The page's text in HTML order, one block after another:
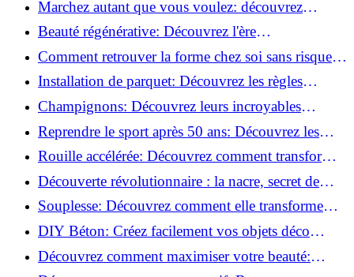
Marchez autant que vous voulez: découvrez
pourquoi c'est bénéfique!
Beauté régénérative: Découvrez l'ère
révolutionnaire de la cosmétique verte!
Comment retrouver la forme chez soi sans risque
de blessure: Techniques et conseils sûrs!
Installation de parquet: Découvrez les règles
essentielles à respecter!
Champignons: Découvrez leurs incroyables
pouvoirs antioxydants!
Reprendre le sport après 50 ans: Découvrez les
meilleures méthodes!
Rouille accélérée: Découvrez comment transformer
la corrosion en déco tendance!
Découverte révolutionnaire : la nacre, secret de
régénération inouï !
Souplesse: Découvrez comment elle transforme
votre performance sportive!
DIY Béton: Créez facilement vos objets déco
tendance!
Découvrez comment maximiser votre beauté:
Astuces et secrets révélés!